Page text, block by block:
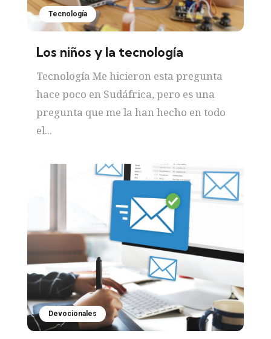
Tecnología
Los niños y la tecnología
Tecnología Me hicieron esta pregunta
hace poco en Sudáfrica, pero es una
pregunta que me la han hecho en todo
el...
Devocionales